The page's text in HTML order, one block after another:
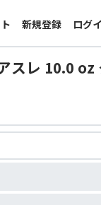
新規登録 ログ
利用規約
2025」
お問い合わせフォー
レ 10.0 oz